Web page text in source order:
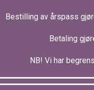
Bestilling av årspass
Betaling
NB! Vi har